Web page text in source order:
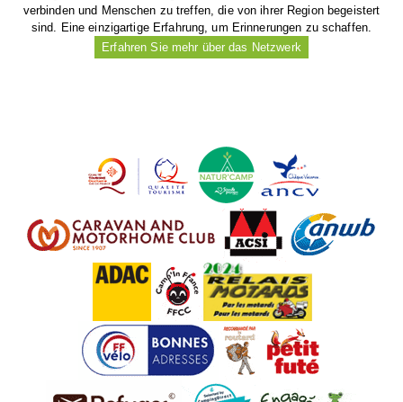
verbinden und Menschen zu treffen, die von ihrer Region begeistert
sind. Eine einzigartige Erfahrung, um Erinnerungen zu schaffen.
Erfahren Sie mehr über das Netzwerk